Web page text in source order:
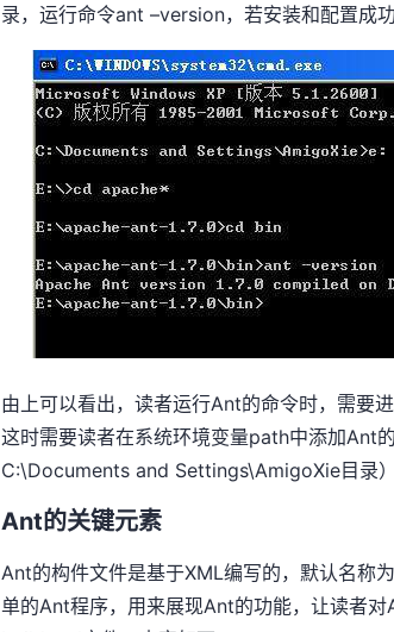
录，运行命令ant –version，若安装和配置成
由上可以看出，读者运行Ant的命令时，需要
这时需要读者在系统环境变量path中添加Ant
C:\Documents and Settings\AmigoXie目录
Ant的关键元素
Ant的构件文件是基于XML编写的，默认名称
单的Ant程序，用来展现Ant的功能，让读者